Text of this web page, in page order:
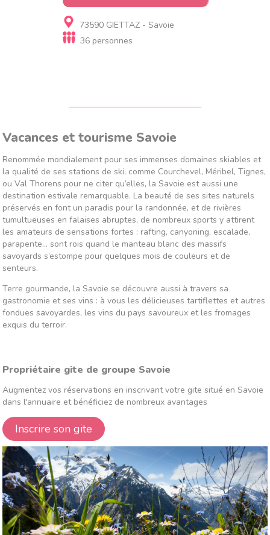
Gite, Gite de luxe
Chalet de L'Armanaz
73590 GIETTAZ - Savoie
36 personnes
Vacances et tourisme Savoie
Renommée mondialement pour ses immenses domaines skiables et
la qualité de ses stations de ski, comme Courchevel, Méribel, Tignes,
ou Val Thorens pour ne citer qu’elles, la Savoie est aussi une
destination estivale remarquable. La beauté de ses sites naturels
préservés en font un paradis pour la randonnée, et de rivières
tumultueuses en falaises abruptes, de nombreux sports y attirent
les amateurs de sensations fortes : rafting, canyoning, escalade,
parapente… sont rois quand le manteau blanc des massifs
savoyards s’estompe pour quelques mois de couleurs et de
senteurs.
Terre gourmande, la Savoie se découvre aussi à travers sa
gastronomie et ses vins : à vous les délicieuses tartiflettes et autres
fondues savoyardes, les vins du pays savoureux et les fromages
exquis du terroir.
Propriétaire gite de groupe Savoie
Augmentez vos réservations en inscrivant votre gite situé en Savoie
dans l'annuaire et bénéficiez de nombreux avantages
Inscrire son gite